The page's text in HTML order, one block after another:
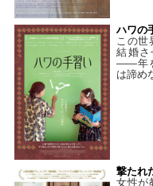
ハワの
この世
結婚さ
——年
は諦め
撃たれ
女性が